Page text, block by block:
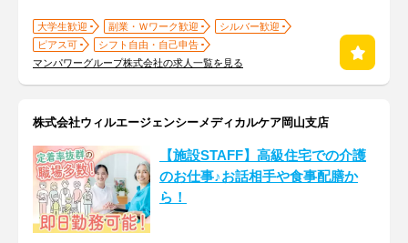
大学生歓迎 副業・Ｗワーク歓迎
シルバー歓迎
ピアス可
シフト自由・自己申告
マンパワーグループ株式会社の求人一覧を見る
株式会社ウィルエージェンシーメディカルケア岡山支店
【施設STAFF】高級住宅での介護
のお仕事♪お話相手や食事配膳か
ら！